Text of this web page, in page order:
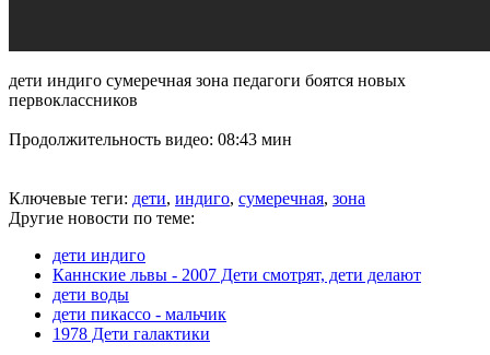
дети индиго сумеречная зона педагоги боятся новых
первоклассников
Продолжительность видео: 08:43 мин
Ключевые теги: дети, индиго, сумеречная, зона
Другие новости по теме:
дети индиго
Каннские львы - 2007 Дети смотрят, дети делают
дети воды
дети пикассо - мальчик
1978 Дети галактики